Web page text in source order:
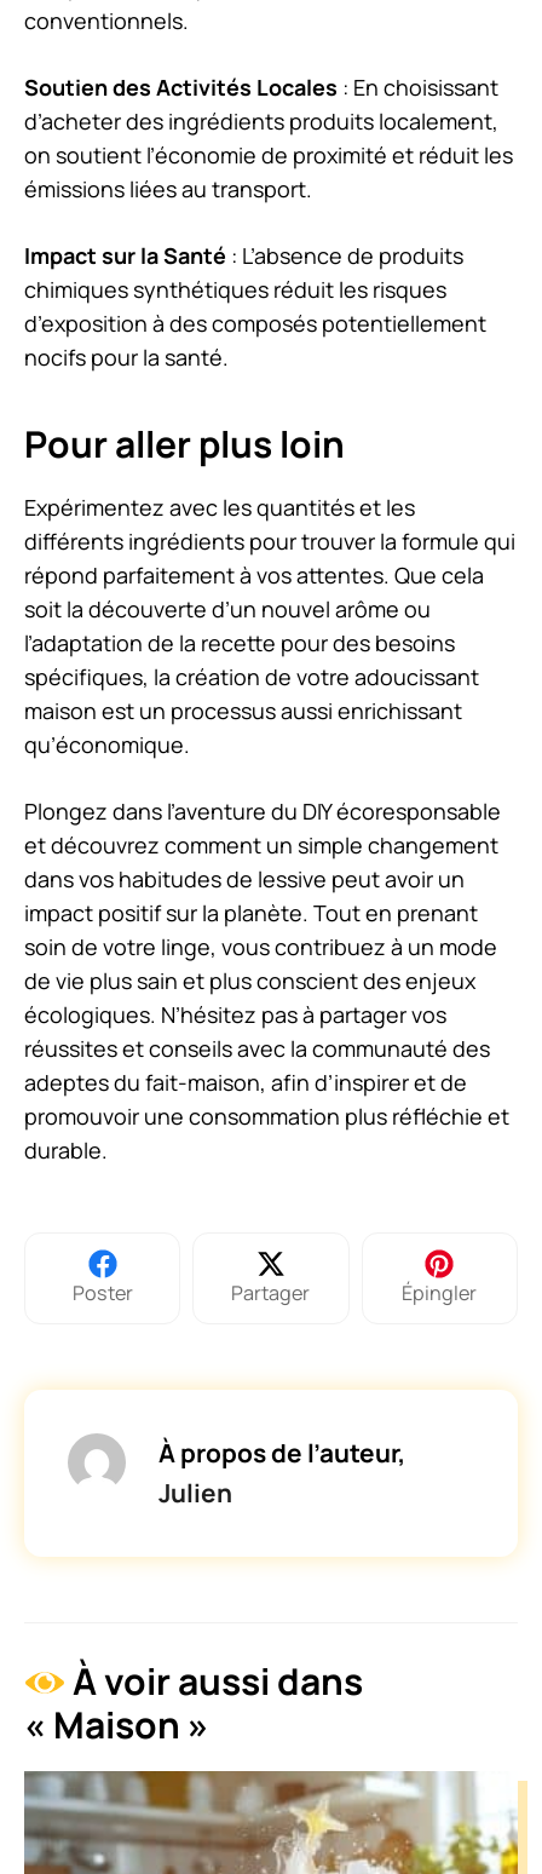
conventionnels.
Soutien des Activités Locales : En choisissant
d’acheter des ingrédients produits localement,
on soutient l’économie de proximité et réduit les
émissions liées au transport.
Impact sur la Santé : L’absence de produits
chimiques synthétiques réduit les risques
d’exposition à des composés potentiellement
nocifs pour la santé.
Pour aller plus loin
Expérimentez avec les quantités et les
différents ingrédients pour trouver la formule qui
répond parfaitement à vos attentes. Que cela
soit la découverte d’un nouvel arôme ou
l’adaptation de la recette pour des besoins
spécifiques, la création de votre adoucissant
maison est un processus aussi enrichissant
qu’économique.
Plongez dans l’aventure du DIY écoresponsable
et découvrez comment un simple changement
dans vos habitudes de lessive peut avoir un
impact positif sur la planète. Tout en prenant
soin de votre linge, vous contribuez à un mode
de vie plus sain et plus conscient des enjeux
écologiques. N’hésitez pas à partager vos
réussites et conseils avec la communauté des
adeptes du fait-maison, afin d’inspirer et de
promouvoir une consommation plus réfléchie et
durable.
Poster Partager Épingler
À propos de l’auteur,
Julien
À voir aussi dans
« Maison »